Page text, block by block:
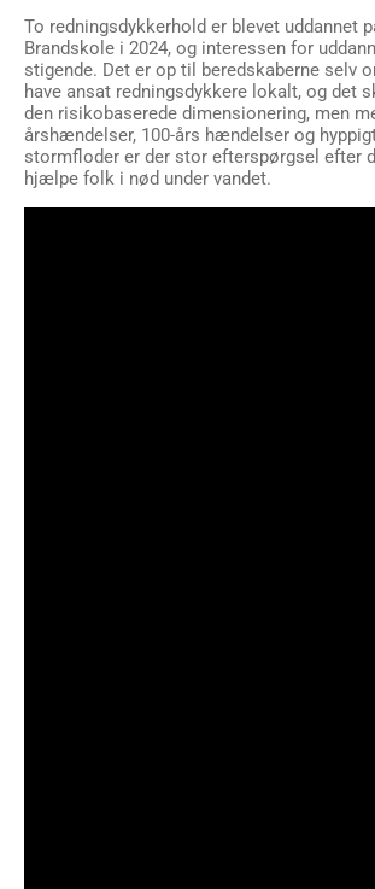
To redningsdykkerhold er blevet uddannet
Brandskole i 2024, og interessen for
stigende. Det er op til beredskaberne selv
have ansat redningsdykkere lokalt, og det
den risikobaserede dimensionering, men
årshændelser, 100-års hændelser og
stormfloder er der stor efterspørgsel efter
hjælpe folk i nød under vandet.